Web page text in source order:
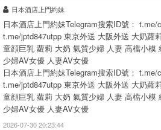
日本酒店上門約妹
日本酒店上門約妹Telegram搜索ID號： t.me/
t.me/jptd847utpp 東京外送 大阪外送 大奶蘿
童顔巨乳 蘿莉 大奶 氣質少婦 人妻 高檔小模
少婦AV女優 人妻AV女優
日本酒店上門約妹Telegram搜索ID號： t.me/
t.me/jptd847utpp 東京外送 大阪外送 大奶蘿
童顔巨乳 蘿莉 大奶 氣質少婦 人妻 高檔小模
少婦AV女優 人妻AV女優
2026-07-30 20:23:44